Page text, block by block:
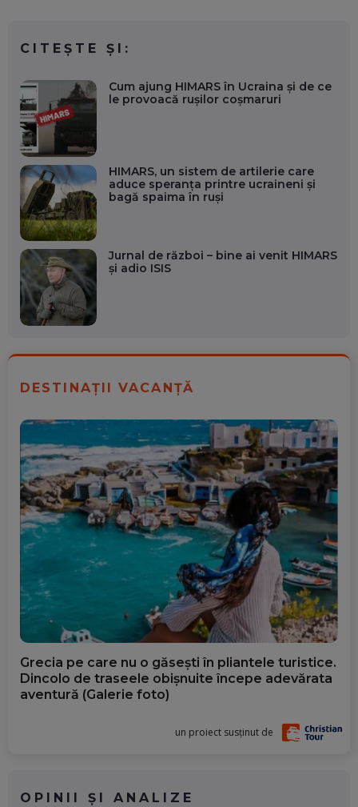
CITEȘTE ȘI:
Cum ajung HIMARS în Ucraina și de ce
le provoacă rușilor coșmaruri
HIMARS, un sistem de artilerie care
aduce speranța printre ucraineni și
bagă spaima în ruși
Jurnal de război – bine ai venit HIMARS
și adio ISIS
DESTINAȚII VACANȚĂ
Grecia pe care nu o găsești în pliantele turistice.
Dincolo de traseele obișnuite începe adevărata
aventură (Galerie foto)
un proiect susținut de
OPINII ȘI ANALIZE